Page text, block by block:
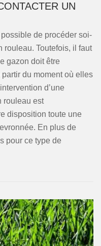
UN
de procéder soi-
rouleau. Toutefois, il faut
gazon doit être
du moment où elles
d’une
rouleau est
disposition toute une
En plus de
pour ce type de